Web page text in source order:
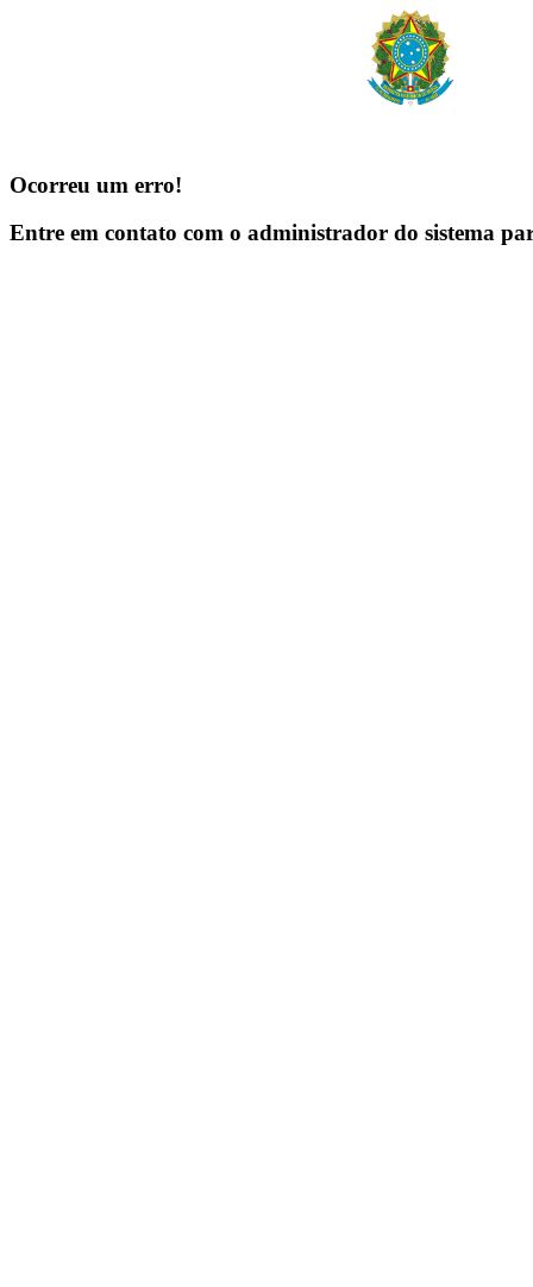
Ocorreu um erro!
Entre em contato com o administrador do sistema